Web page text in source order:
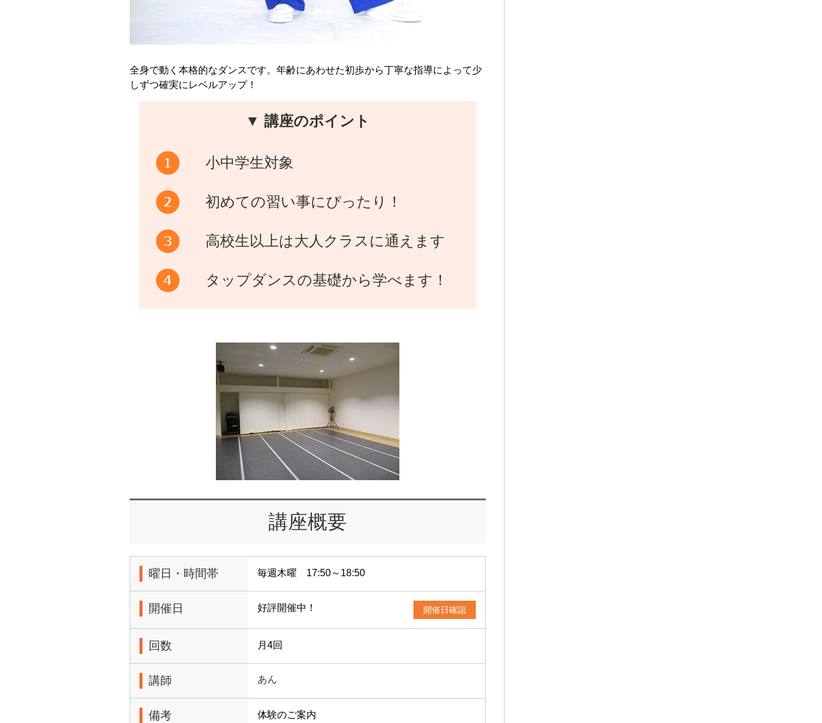
全身で動く本格的なダンスです。年齢にあわせた初歩から丁寧な指導によって少
しずつ確実にレベルアップ！
▼ 講座のポイント
小中学生対象
初めての習い事にぴったり！
高校生以上は大人クラスに通えます
タップダンスの基礎から学べます！
講座概要
曜日・時間帯 毎週木曜 17:50～18:50
開催日 好評開催中！ 開催日確認
回数 月4回
講師 あん
備考
体験のご案内